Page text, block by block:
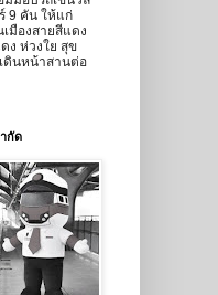
9 คัน ให้แก่
มืองสายสีแดง
ง ห่วงใย สุข
ดินหน้าสานต่อ
กัด